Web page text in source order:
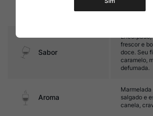
Temperatura 13ºC - 14ºC
Sabor
frescor e
doce. Seu
caramelo,
defumada.
Aroma
salgado e
canela,